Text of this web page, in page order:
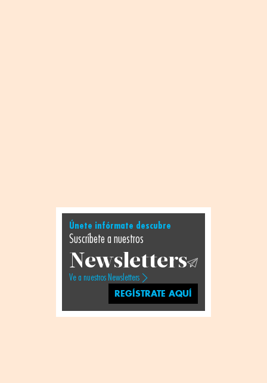
Únete infórmate descubre
Suscríbete a nuestros
Newsletters
Ve a nuestros Newsletters
REGÍSTRATE AQUÍ